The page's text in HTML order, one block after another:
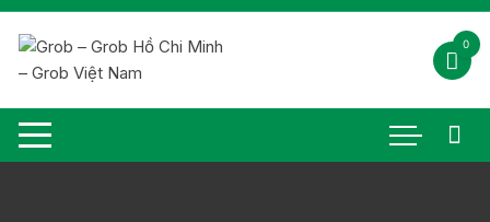
Chuyển
0